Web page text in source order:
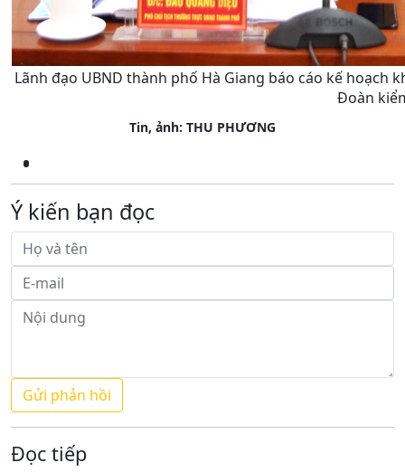
Lãnh đạo UBND thành phố Hà Giang báo cáo kế hoạch
Đoàn
Tin, ảnh: THU PHƯƠNG
Ý kiến bạn đọc
Đọc tiếp